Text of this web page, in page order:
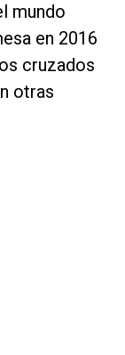
mundo
en 2016
cruzados
otras